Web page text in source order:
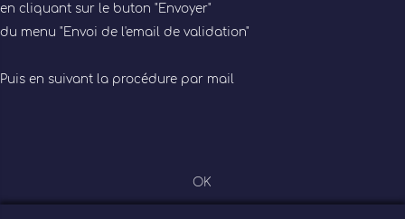
en cliquant sur le buton "Envoyer"
du menu "Envoi de l'email de validation"
Puis en suivant la procédure par mail
OK